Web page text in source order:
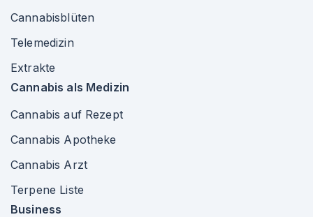
Cannabisblüten
Telemedizin
Extrakte
Cannabis als Medizin
Cannabis auf Rezept
Cannabis Apotheke
Cannabis Arzt
Terpene Liste
Business